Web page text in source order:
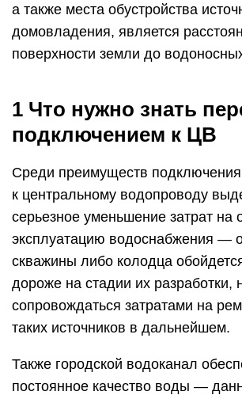
а также места обустройства
домовладения, является
поверхности земли до
1 Что нужно знать
подключением к ЦВ
Среди преимуществ подключения
к центральному водопроводу
серьезное уменьшение затрат на
эксплуатацию водоснабжения —
скважины либо колодца
дороже на стадии их разработки,
сопровождаться затратами на
таких источников в дальнейшем.
Также городской водоканал
постоянное качество воды —